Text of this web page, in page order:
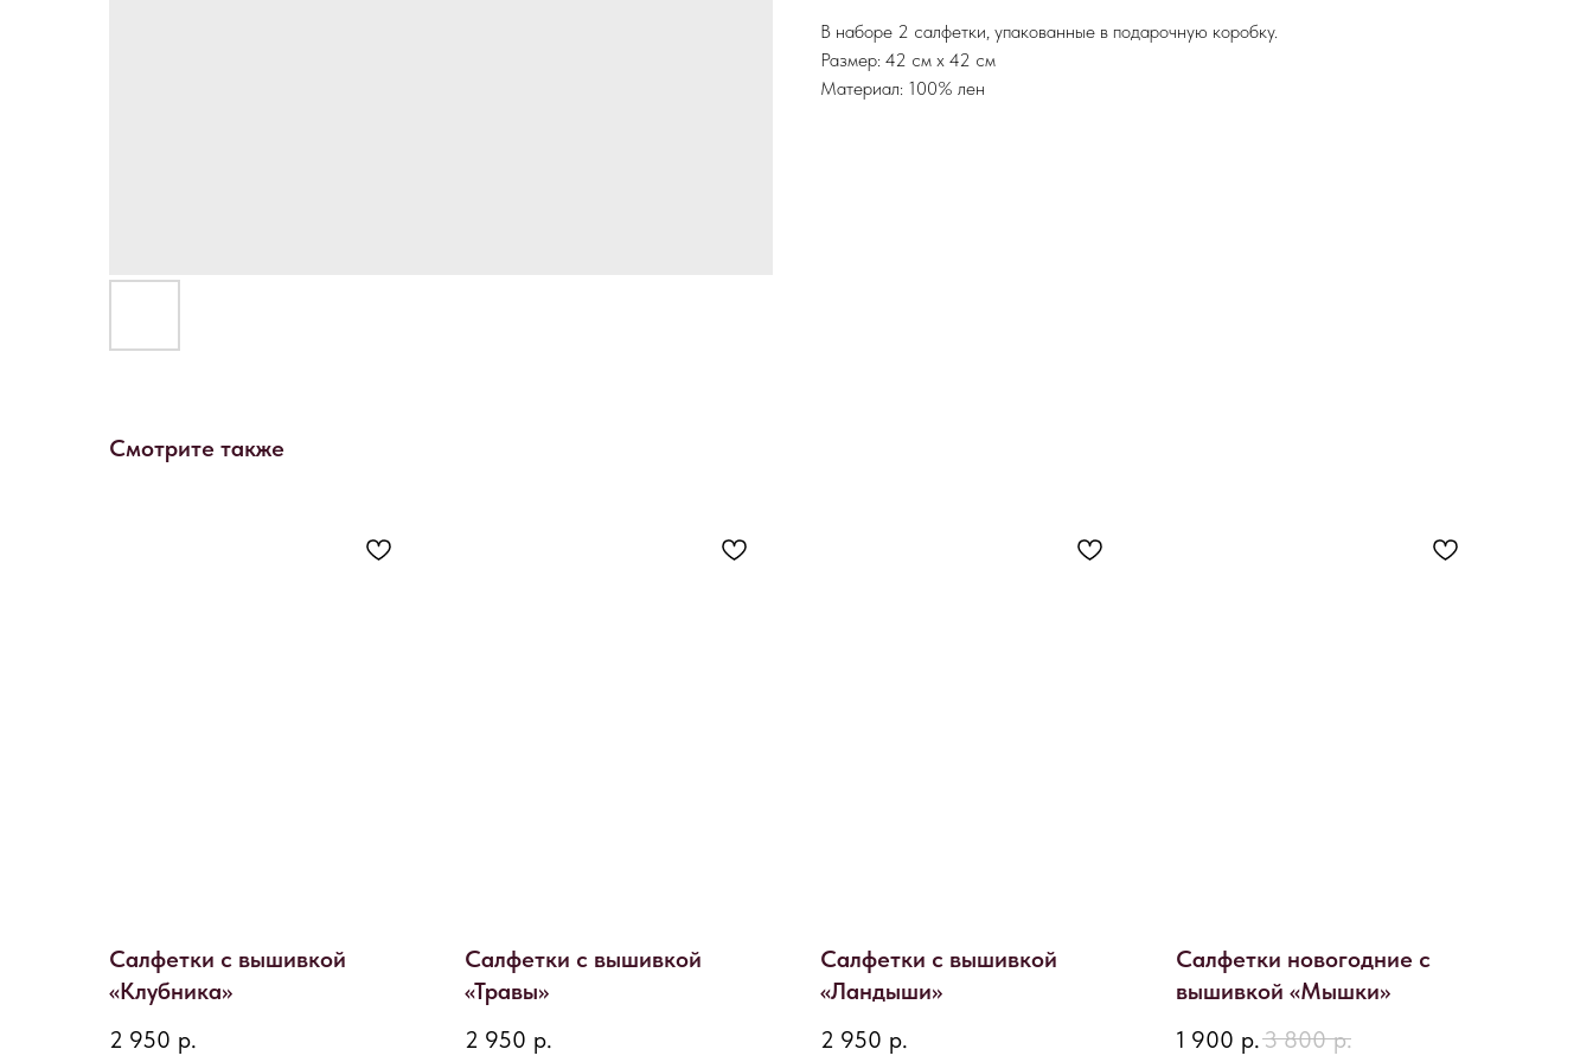
В наборе 2 салфетки, упакованные в подарочную коробку.
Размер: 42 см х 42 см
Материал: 100% лен
Смотрите также
Салфетки с вышивкой
«Клубника»
2 950 р.
Салфетки с вышивкой
«Травы»
2 950 р.
Салфетки с вышивкой
«Ландыши»
2 950 р.
Салфетки новогодние с
вышивкой «Мышки»
1 900 р.3 800 р.